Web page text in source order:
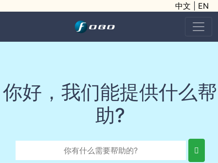
中文 EN
你好，我们能提供什么帮
助?